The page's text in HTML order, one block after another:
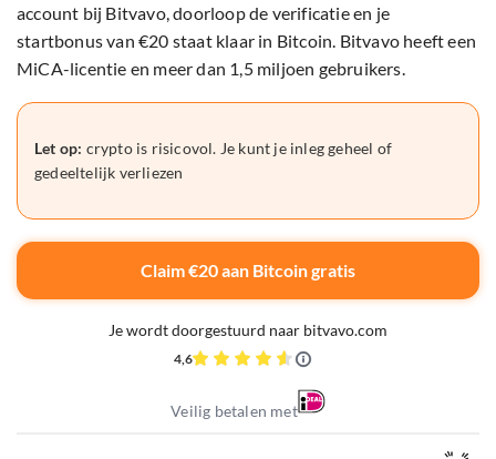
account bij Bitvavo, doorloop de verificatie en je
startbonus van €20 staat klaar in Bitcoin. Bitvavo heeft een
MiCA-licentie en meer dan 1,5 miljoen gebruikers.
Let op: crypto is risicovol. Je kunt je inleg geheel of
gedeeltelijk verliezen
Claim €20 aan Bitcoin gratis
Je wordt doorgestuurd naar bitvavo.com
4,6
Veilig betalen met